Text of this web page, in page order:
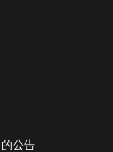
公告